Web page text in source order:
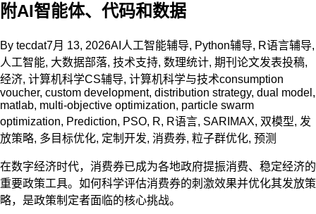
附AI智能体、代码和数据
By tecdat7月 13, 2026AI人工智能辅导, Python辅导, R语言辅导,
人工智能, 大数据部落, 技术支持, 数理统计, 期刊论文发表投稿,
经济, 计算机科学CS辅导, 计算机科学与技术consumption
voucher, custom development, distribution strategy, dual model ,
matlab, multi-objective optimization, particle swarm
optimization, Prediction, PSO, R, R语言, SARIMAX, 双模型, 发
放策略, 多目标优化, 定制开发, 消费券, 粒子群优化, 预测
在数字经济时代，消费券已成为各地政府提振消费、稳定经济的
重要政策工具。如何科学评估消费券的刺激效果并优化其发放策
略，是政策制定者面临的核心挑战。